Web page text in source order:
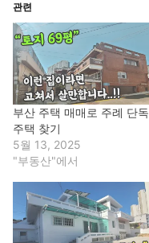
관련
부산 주택 매매로 주례 단독
주택 찾기
5월 13, 2025
"부동산"에서